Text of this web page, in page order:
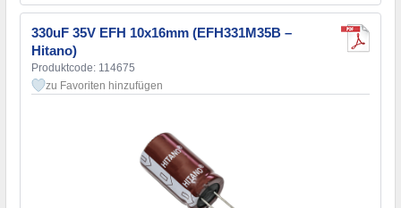
330uF 35V EFH 10x16mm (EFH331M35B –
Hitano)
Produktcode: 114675
zu Favoriten hinzufügen